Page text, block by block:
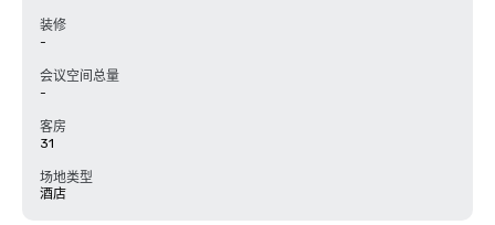
装修
-
会议空间总量
-
客房
31
场地类型
酒店